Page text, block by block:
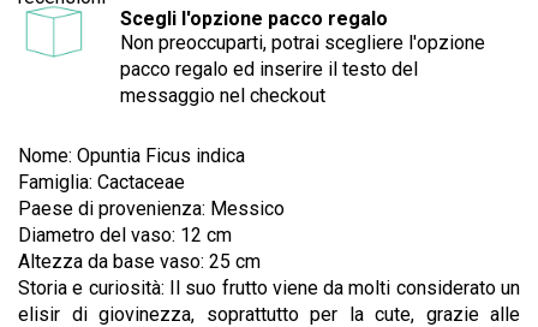
Scegli l'opzione pacco regalo
Non preoccuparti, potrai scegliere l'opzione
pacco regalo ed inserire il testo del
messaggio nel checkout
Nome: Opuntia Ficus indica
Famiglia: Cactaceae
Paese di provenienza: Messico
Diametro del vaso: 12 cm
Altezza da base vaso: 25 cm
Storia e curiosità: Il suo frutto viene da molti considerato un
elisir di giovinezza, soprattutto per la cute, grazie alle